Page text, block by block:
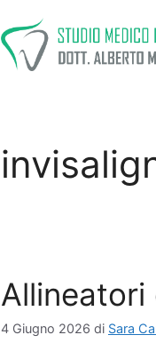
Allineatori
4 Giugno 2026 di Sara